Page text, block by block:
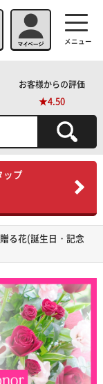
メニュー
お客様からの評価
★4.50
ップ
る花(誕生日・記念